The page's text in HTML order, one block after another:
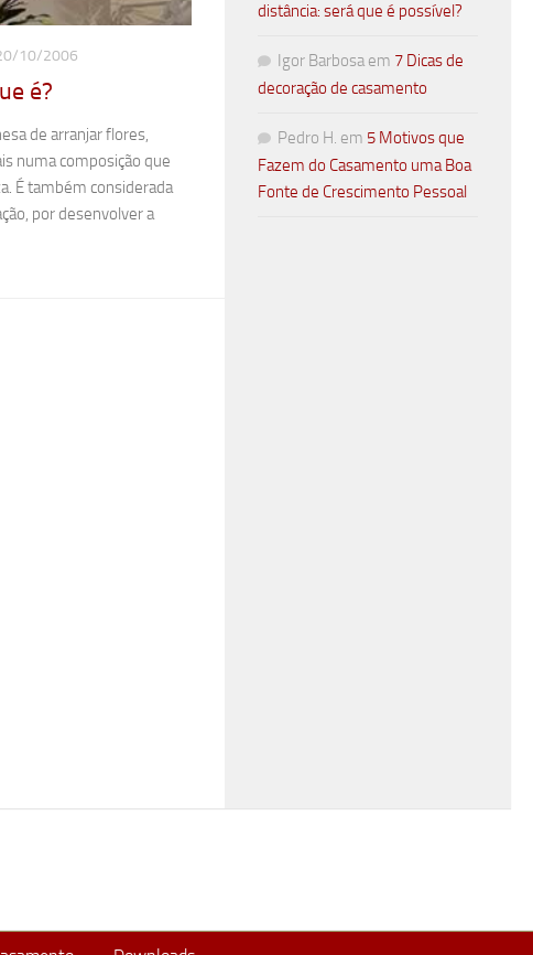
10/2006
é?
de arranjar flores,
numa composição que
É também considerada
por desenvolver a
distância: será que é possível?
Igor Barbosa em 7 Dicas de
decoração de casamento
Pedro H. em 5 Motivos que
Fazem do Casamento uma Boa
Fonte de Crescimento Pessoal